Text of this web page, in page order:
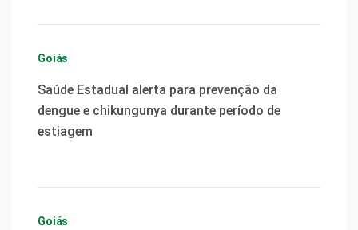
Goiás
Saúde Estadual alerta para prevenção da
dengue e chikungunya durante período de
estiagem
Goiás